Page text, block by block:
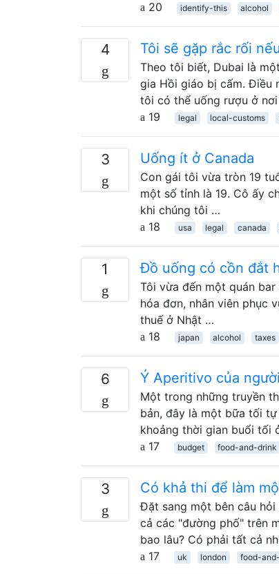
20
identify-this alcohol
4 Tôi sẽ gặp rắc rối
Theo tôi biết, Dubai là
gia Hồi giáo bị cấm. Điều
tôi có thể uống rượu ở
19
legal local-customs
3 Uống ít ở Canada
Con gái tôi vừa tròn 19
một số tỉnh là 19. Cô ấy
khi chúng tôi …
18
usa legal canada
1 Đồ uống có cồn đắt
Tôi vừa đến một quán
hóa đơn, nhân viên phục
thuế ở Nhật …
18
japan alcohol taxes
6 Ý Aperitivo của
Một trong những truyền
bản, đây là một bữa tối
khoảng thời gian buổi tối
17
budget food-and-drink
3 Có khả thi để làm
Đặt sang một bên câu
cả các "đường phố" trên
bao lâu? Có phải tất cả
17
uk london food-